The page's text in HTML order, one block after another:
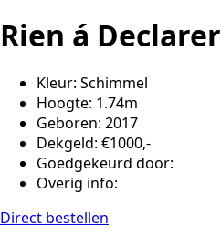
Rien á Declarer
Kleur: Schimmel
Hoogte: 1.74m
Geboren: 2017
Dekgeld: €1000,-
Goedgekeurd door:
Overig info:
Direct bestellen